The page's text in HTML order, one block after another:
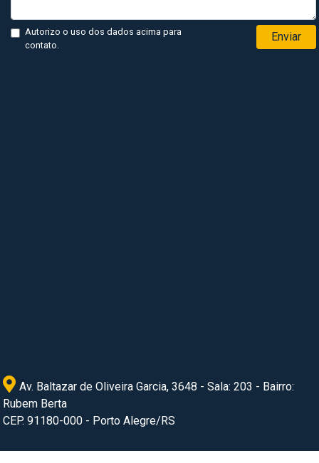
Autorizo o uso dos dados acima para
contato.
Enviar
Av. Baltazar de Oliveira Garcia, 3648 - Sala: 203 - Bairro:
Rubem Berta
CEP. 91180-000 - Porto Alegre/RS